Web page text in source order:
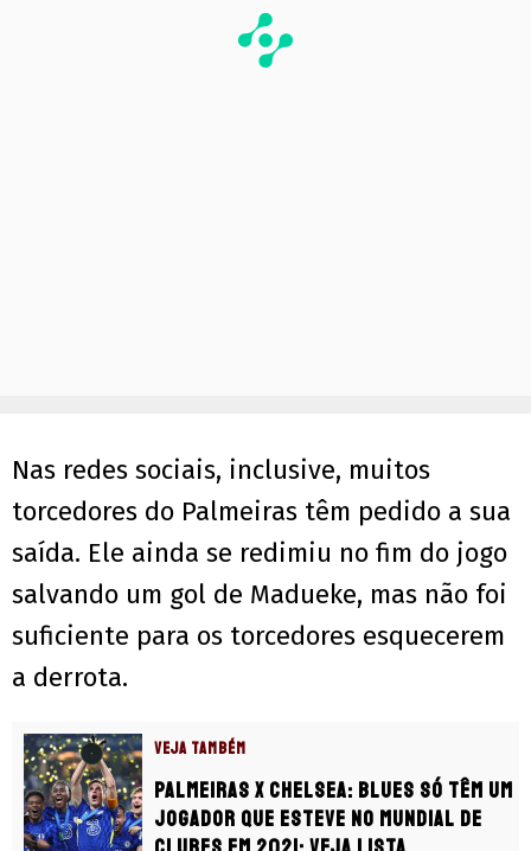
Nas redes sociais, inclusive, muitos
torcedores do Palmeiras têm pedido a sua
saída. Ele ainda se redimiu no fim do jogo
salvando um gol de Madueke, mas não foi
suficiente para os torcedores esquecerem
a derrota.
VEJA TAMBÉM
Palmeiras x Chelsea: Blues só têm um
jogador que esteve no Mundial de